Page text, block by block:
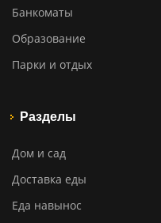
Банкоматы
Образование
Парки и отдых
Разделы
Дом и сад
Доставка еды
Еда навынос